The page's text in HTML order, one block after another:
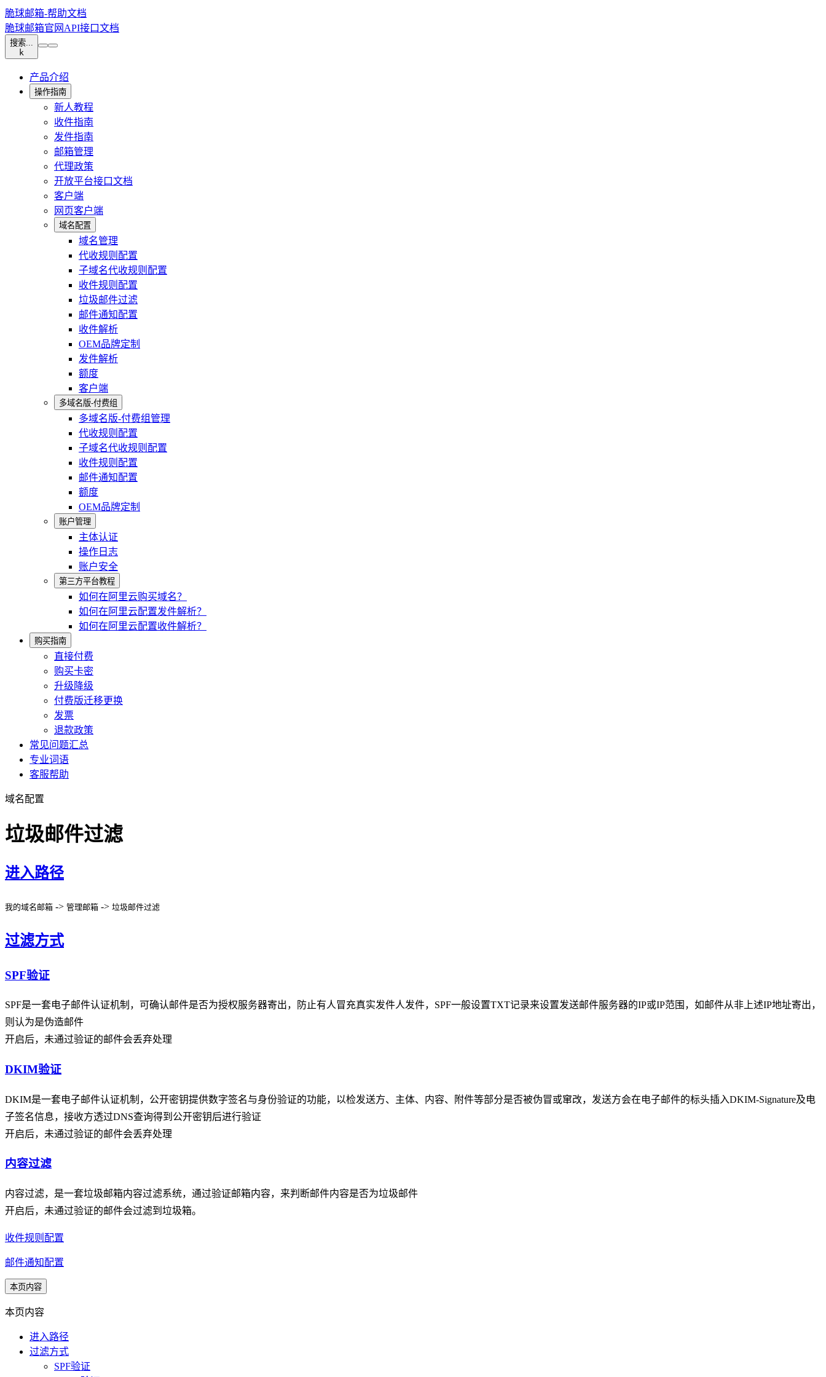
脆球邮箱-帮助文档
脆球邮箱官网 API接口文档
搜索...
k
产品介绍
操作指南
新人教程
收件指南
发件指南
邮箱管理
代理政策
开放平台接口文档
客户端
网页客户端
域名配置
域名管理
代收规则配置
子域名代收规则配置
收件规则配置
垃圾邮件过滤
邮件通知配置
收件解析
OEM品牌定制
发件解析
额度
客户端
多域名版-付费组
多域名版-付费组管理
代收规则配置
子域名代收规则配置
收件规则配置
邮件通知配置
额度
OEM品牌定制
账户管理
主体认证
操作日志
账户安全
第三方平台教程
如何在阿里云购买域名？
如何在阿里云配置发件解析？
如何在阿里云配置收件解析？
购买指南
直接付费
购买卡密
升级降级
付费版迁移更换
发票
退款政策
常见问题汇总
专业词语
客服帮助
域名配置
垃圾邮件过滤
进入路径
我的域名邮箱 -> 管理邮箱 -> 垃圾邮件过滤
过滤方式
SPF验证
SPF是一套电子邮件认证机制，可确认邮件是否为授权服务器寄出，防止有人冒充真实发件人发件，SPF一般设置TXT记录来设置发送邮件服务器的IP或IP范围，如邮件从非上述IP地址寄出，
则认为是伪造邮件
开启后，未通过验证的邮件会丢弃处理
DKIM验证
DKIM是一套电子邮件认证机制，公开密钥提供数字签名与身份验证的功能，以检发送方、主体、内容、附件等部分是否被伪冒或窜改，发送方会在电子邮件的标头插入DKIM-Signature及电
子签名信息，接收方透过DNS查询得到公开密钥后进行验证
开启后，未通过验证的邮件会丢弃处理
内容过滤
内容过滤，是一套垃圾邮箱内容过滤系统，通过验证邮箱内容，来判断邮件内容是否为垃圾邮件
开启后，未通过验证的邮件会过滤到垃圾箱。
收件规则配置
邮件通知配置
本页内容
本页内容
进入路径
过滤方式
SPF验证